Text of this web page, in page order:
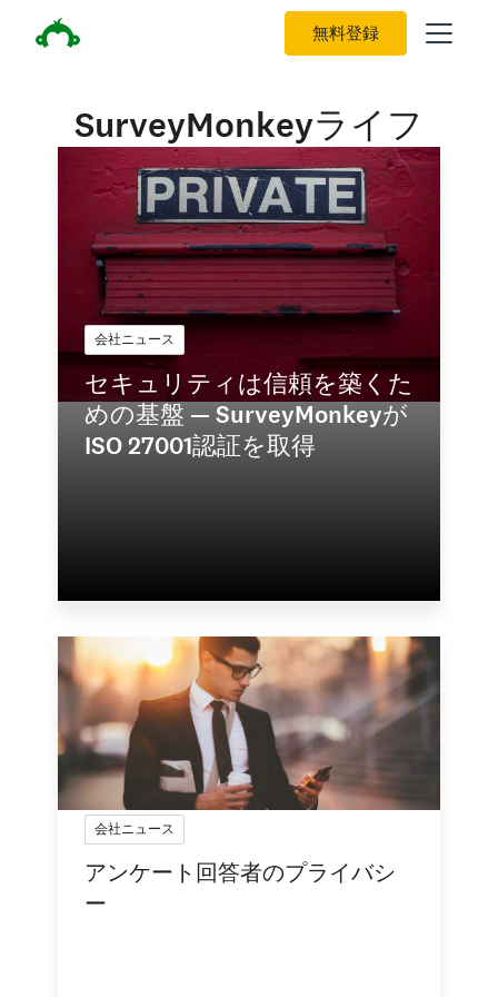
無料登録
SurveyMonkeyライフ
会社ニュース
セキュリティは信頼を築くた
めの基盤 — SurveyMonkeyが
ISO 27001認証を取得
会社ニュース
アンケート回答者のプライバシ
ー